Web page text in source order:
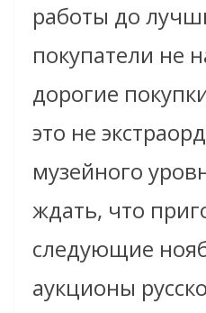
работы до
покупатели не
дорогие
это не
музейного
ждать, что
следующие
аукционы